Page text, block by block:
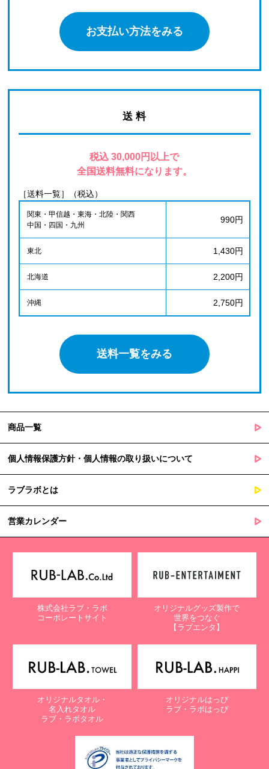
お支払い方法をみる
送 料
税込 30,000円以上で
全国送料無料になります。
［送料一覧］（税込）
関東・甲信越・東海・北陸・関西
中国・四国・九州
990円
東北 1,430円
北海道 2,200円
沖縄 2,750円
送料一覧をみる
商品一覧
個人情報保護方針・個人情報の取り扱いについて
ラブラボとは
営業カレンダー
株式会社ラブ・ラボ
コーポレートサイト
オリジナルグッズ製作で
世界をつなぐ
【ラブエンタ】
オリジナルタオル・
名入れタオル
ラブ・ラボタオル
オリジナルはっぴ
ラブ・ラボはっぴ